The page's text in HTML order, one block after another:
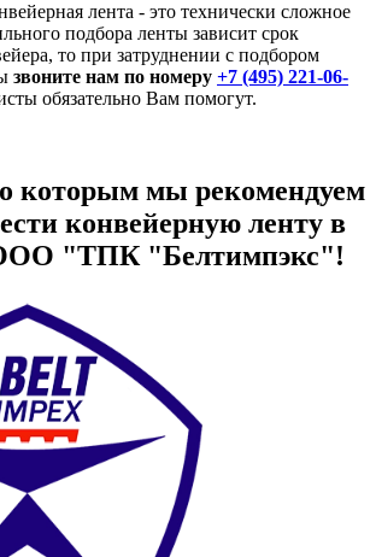
лента - это технически сложное
подбора ленты зависит срок
то при затруднении с подбором
звоните нам по номеру +7 (495) 221-06-
обязательно Вам помогут.
которым мы рекомендуем
конвейерную ленту в
"ТПК "Белтимпэкс"!